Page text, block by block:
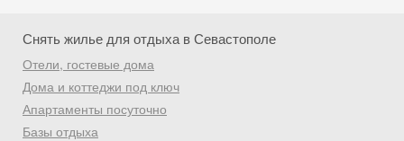
Снять жилье для отдыха в Севастополе
Отели, гостевые дома
Дома и коттеджи под ключ
Апартаменты посуточно
Базы отдыха
Получить промокод